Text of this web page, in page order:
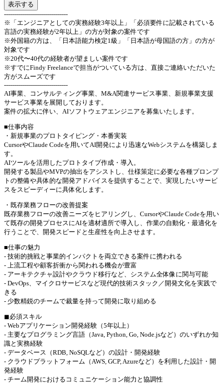
表示する
--------------------------------
※「エンジニアとしての実務経験3年以上」「必須要件に記載されている
言語の実務経験が2年以上」の方が対象の案件です
※外国籍の方は、「日本語能力検定1級」「日本語が母国語の方」の方が
対象です
※20代〜40代の経験者が望ましい案件です
※すでにFindy Freelanceで担当がついている方は、直接ご連絡いただいた
方がスムーズです
--------------------------------
AI事業、コンサルティング事業、M&A関連サービス事業、新規事業支援
サービス事業を展開しております。
案件の拡大に伴い、AIソフトウェアエンジニアを募集いたします。
■仕事内容
・新規事業のプロトタイピング・本番実装
CursorやClaude Codeを用いてAI開発により迅速なWebシステムを構築しま
す。
AIツールを活用したプロトタイプ作成・導入。
開発する製品やMVPの抽出をアシストし、仕様策定に必要な各種プロンプ
トの整備や具体的な開発アドバイスを提供することで、実現したいサービ
スをスピーディーに具体化します。
・既存業務フローの改善提案
既存業務フローの改善ニーズをヒアリングし、CursorやClaude Codeを用い
て既存の開発プロセスにAIを適材適所で導入し、作業の自動化・最適化を
行うことで、開発スピードと生産性を向上させます。
■仕事の魅力
- 技術的挑戦と事業的インパクトを両立できる案件に携われる
- 上流工程や顧客折衝から関われる機会が豊富
- アーキテクチャ設計やクラウド移行など、システム全体像に関与可能
- DevOps、マイクロサービスなど現代的技術スタック／開発文化を実践で
きる
- 少数精鋭のチームで裁量を持って開発に取り組める
◼︎必須スキル
- Webアプリケーション開発経験（5年以上）
- 主要なプログラミング言語（Java, Python, Go, Node.jsなど）のいずれか知
識と実務経験
- データベース（RDB, NoSQLなど）の設計・開発経験
- クラウドプラットフォーム（AWS, GCP, Azureなど）を利用した設計・開
発経験
- チーム開発におけるコミュニケーション能力と協調性